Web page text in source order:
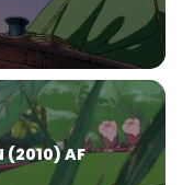
(2010) AF